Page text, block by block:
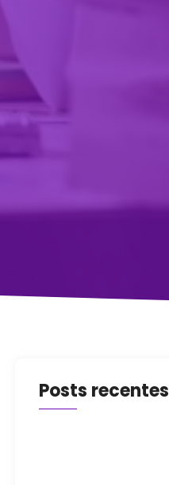
Posts recentes